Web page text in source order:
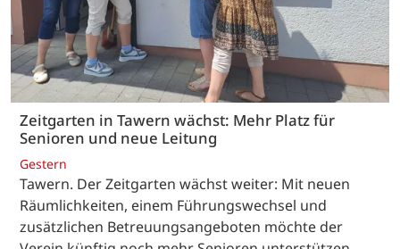
Zeitgarten in Tawern wächst: Mehr Platz für
Senioren und neue Leitung
Gestern
Tawern. Der Zeitgarten wächst weiter: Mit neuen
Räumlichkeiten, einem Führungswechsel und
zusätzlichen Betreuungsangeboten möchte der